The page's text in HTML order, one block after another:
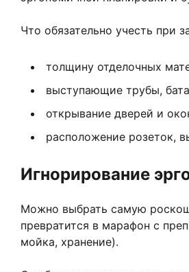
Что обязательно учесть при
толщину отделочных
выступающие трубы,
открывание дверей и
расположение розеток,
Игнорирование
Можно выбрать самую
превратится в марафон с
мойка, хранение).